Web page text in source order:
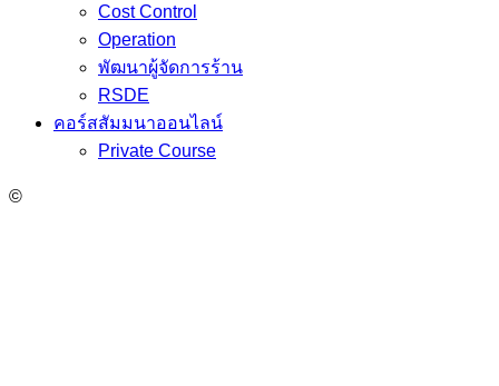
Cost Control
Operation
พัฒนาผู้จัดการร้าน
RSDE
คอร์สสัมมนาออนไลน์
Private Course
©